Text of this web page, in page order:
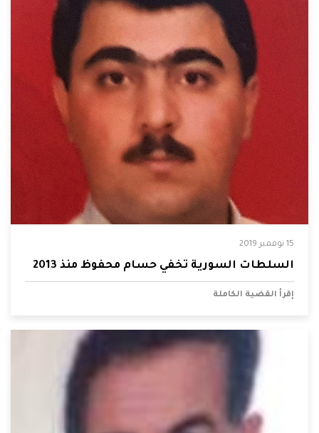
15 نوفمبر 2019
السلطات السورية تخفي حسام محفوظ منذ 2013
إقرأ القضية الكاملة